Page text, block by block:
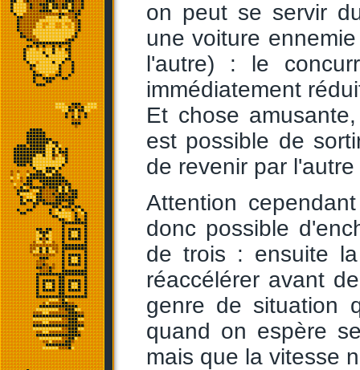
on peut se servir
une voiture
l'autre) : le
immédiatement
Et chose
est possible de
de revenir par
Attention
donc possible
de trois : ensuite
réaccélérer avant
genre de situation
quand on espère
mais que la vitesse